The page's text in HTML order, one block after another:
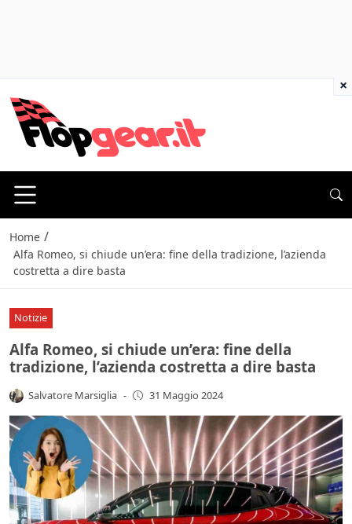
Home /
Alfa Romeo, si chiude un’era: fine della tradizione, l’azienda
costretta a dire basta
Notizie
Alfa Romeo, si chiude un’era: fine della
tradizione, l’azienda costretta a dire basta
Salvatore Marsiglia - 31 Maggio 2024
×